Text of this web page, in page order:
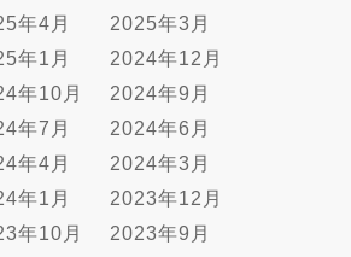
年4月
2025年3月
年1月
2024年12月
年10月
2024年9月
年7月
2024年6月
年4月
2024年3月
年1月
2023年12月
年10月
2023年9月